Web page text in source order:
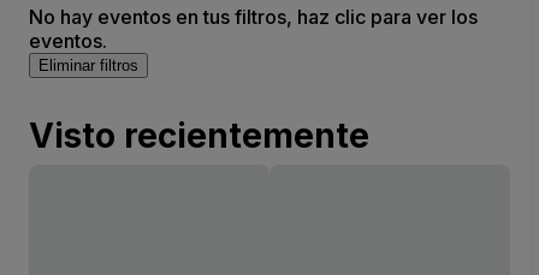
No hay eventos en tus filtros, haz clic para ver los
eventos.
Eliminar filtros
Visto recientemente